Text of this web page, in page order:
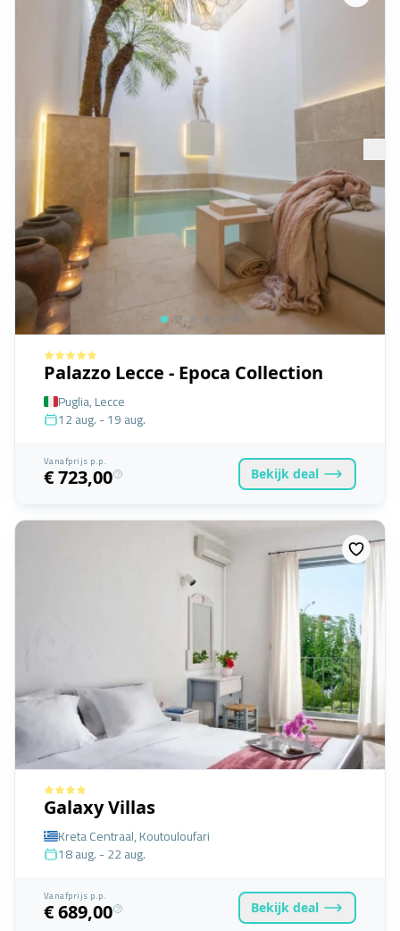
Palazzo Lecce - Epoca Collection
Puglia, Lecce
12 aug. - 19 aug.
Vanafprijs p.p.
€ 723,00 Bekijk deal
Galaxy Villas
Kreta Centraal, Koutouloufari
18 aug. - 22 aug.
Vanafprijs p.p.
€ 689,00 Bekijk deal